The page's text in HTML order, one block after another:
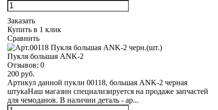
Заказать
Купить в 1 клик
Сравнить
Пукля большая ANK-2
Отзывов: 0
200 руб.
Артикул данной пукли 00118, большая ANK-2 черная
штукаНаш магазин специализируется на продаже запчастей
для чемоданов. В наличии деталь - ар...